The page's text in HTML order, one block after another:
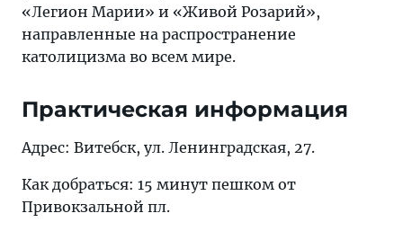
«Легион Марии» и «Живой Розарий»,
направленные на распространение
католицизма во всем мире.
Практическая информация
Адрес: Витебск, ул. Ленинградская, 27.
Как добраться: 15 минут пешком от
Привокзальной пл.